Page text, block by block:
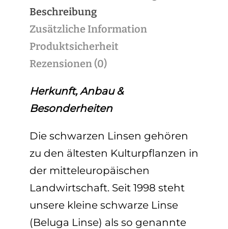
Beschreibung
Zusätzliche Information
Produktsicherheit
Rezensionen (0)
Herkunft, Anbau &
Besonderheiten
Die schwarzen Linsen gehören
zu den ältesten Kulturpflanzen in
der mitteleuropäischen
Landwirtschaft. Seit 1998 steht
unsere kleine schwarze Linse
(Beluga Linse) als so genannte